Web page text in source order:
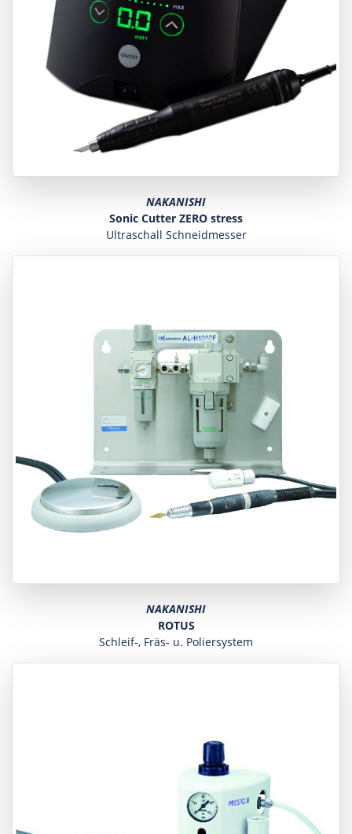
NAKANISHI
Sonic Cutter ZERO stress
Ultraschall Schneidmesser
NAKANISHI
ROTUS
Schleif-, Fräs- u. Poliersystem